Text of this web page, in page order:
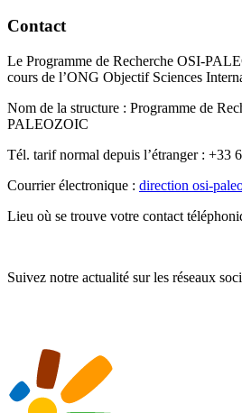
Contact
Le Programme de Recherche OSI-
cours de l’ONG Objectif Sciences
Nom de la structure : Programme de
PALEOZOIC
Tél. tarif normal depuis l’étranger : +33
Courrier électronique : direction osi-
Lieu où se trouve votre contact
Suivez notre actualité sur les réseaux